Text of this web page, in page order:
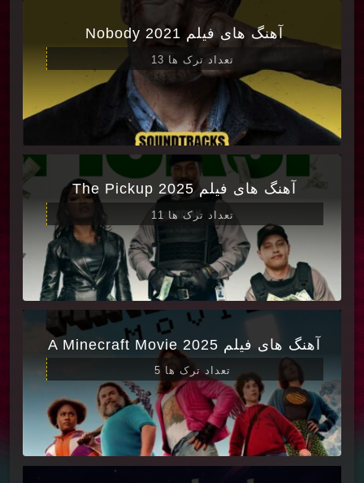
آهنگ های فیلم Nobody 2021
تعداد ترک ها 13
آهنگ های فیلم The Pickup 2025
تعداد ترک ها 11
آهنگ های فیلم A Minecraft Movie 2025
تعداد ترک ها 5